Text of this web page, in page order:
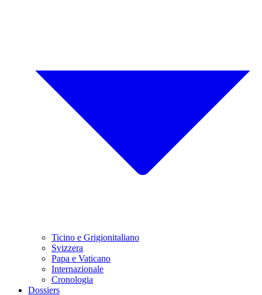
Ticino e Grigionitaliano
Svizzera
Papa e Vaticano
Internazionale
Cronologia
Dossiers